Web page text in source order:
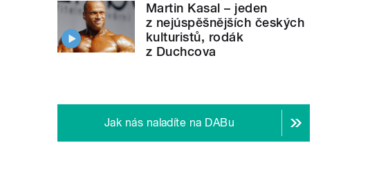
Martin Kasal – jeden
z nejúspěšnějších českých
kulturistů, rodák
z Duchcova
Jak nás naladíte na DABu